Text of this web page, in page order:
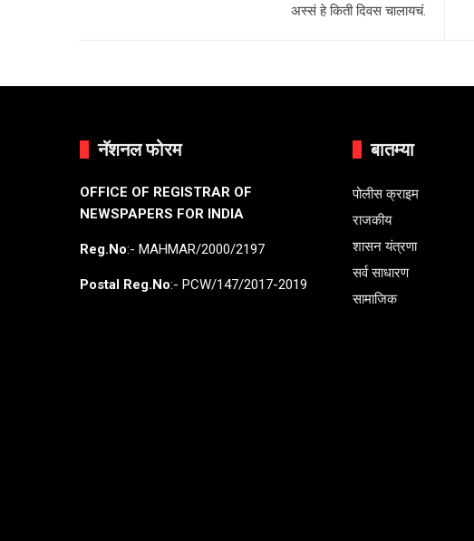
अस्सं हे किती दिवस चालायचं.
नॅशनल फोरम
OFFICE OF REGISTRAR OF
NEWSPAPERS FOR INDIA
Reg.No:- MAHMAR/2000/2197
Postal Reg.No:- PCW/147/2017-2019
बातम्या
पोलीस क्राइम
राजकीय
शासन यंत्रणा
सर्व साधारण
सामाजिक